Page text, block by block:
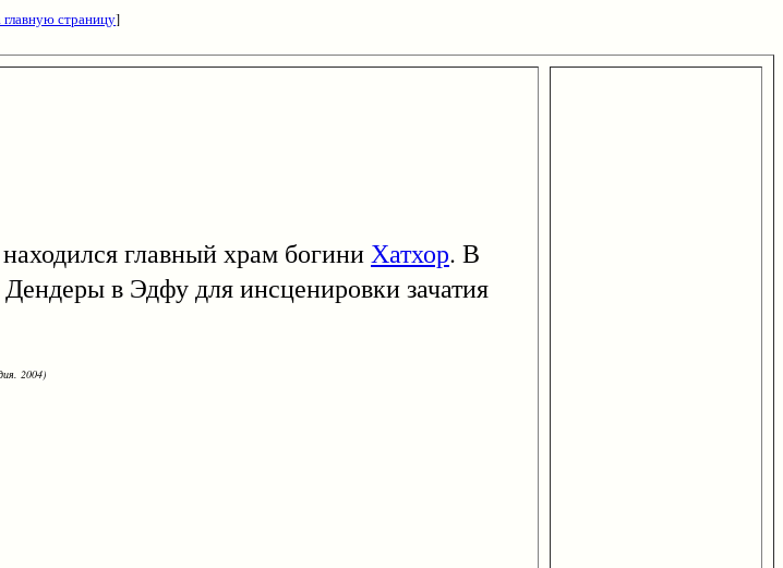
страницу]
главный храм богиниХатхор. В
в Эдфу для инсценировки зачатия
2004)